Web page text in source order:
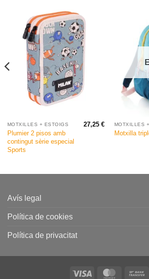
MOTXILLES + ESTOIGS
Plumier 2 pisos amb
contingut sèrie especial
Sports
27,25€ MOTXILLES
Motxilla
Avís legal
Política de cookies
Política de privacitat
Visa